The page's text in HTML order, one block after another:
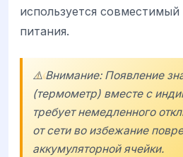
используется совместимый
питания.
⚠️ Внимание: Появление
(термометр) вместе с
требует немедленного
от сети во избежание
аккумуляторной ячейки.